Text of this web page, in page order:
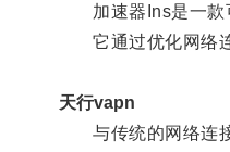
加速器Ins是一款
它通过优化网络连
天行vapn
与传统的网络连接